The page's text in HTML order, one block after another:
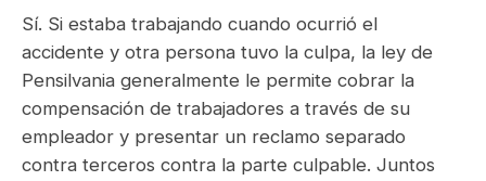
Sí. Si estaba trabajando cuando ocurrió el
accidente y otra persona tuvo la culpa, la ley de
Pensilvania generalmente le permite cobrar la
compensación de trabajadores a través de su
empleador y presentar un reclamo separado
contra terceros contra la parte culpable. Juntos